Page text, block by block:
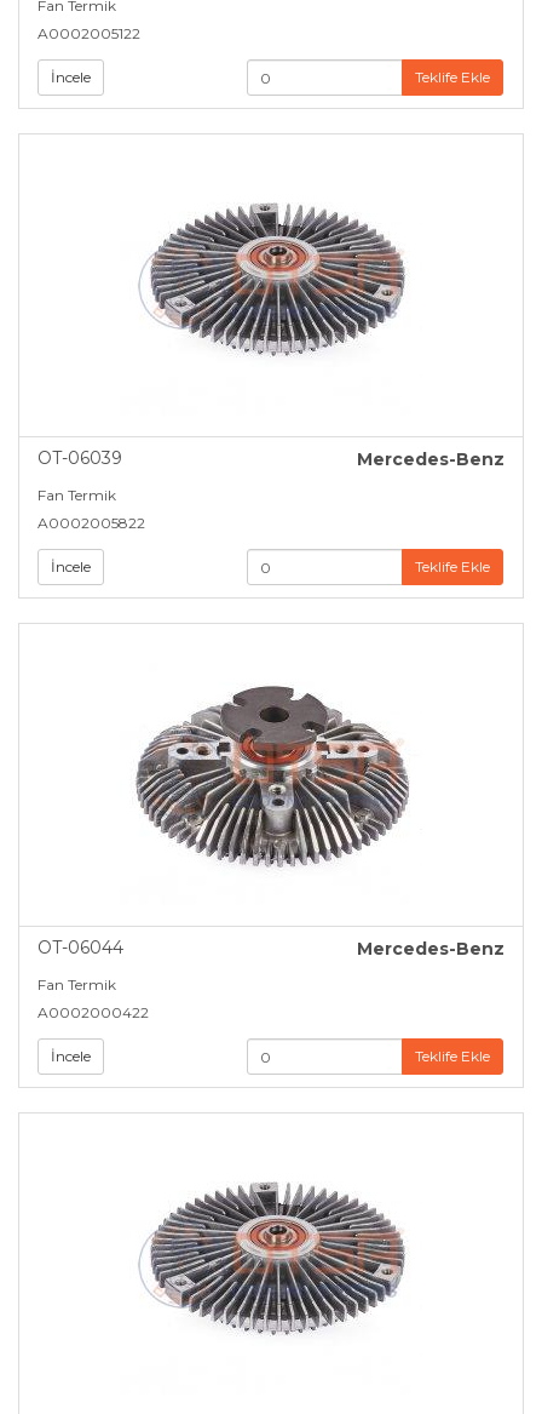
Fan Termik
A0002005122
İncele Teklife Ekle
OT-06039 Mercedes-Benz
Fan Termik
A0002005822
İncele Teklife Ekle
OT-06044 Mercedes-Benz
Fan Termik
A0002000422
İncele Teklife Ekle